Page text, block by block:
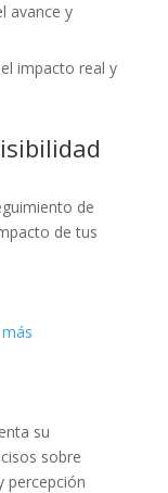
avance y
impacto real y
de
de tus
su
sobre
percepción